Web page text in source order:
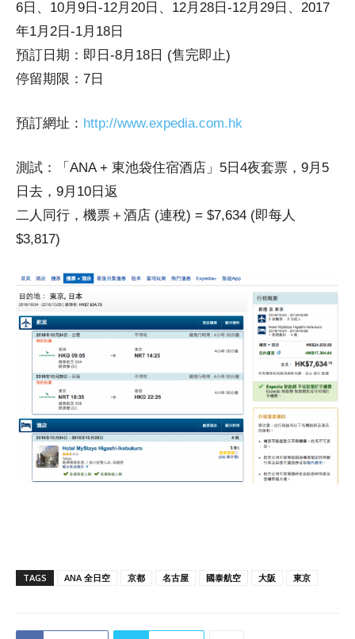
6日、10月9日-12月20日、12月28日-12月29日、2017
年1月2日-1月18日
預訂日期：即日-8月18日 (售完即止)
停留期限：7日
預訂網址： http://www.expedia.com.hk
測試：「ANA + 東池袋住宿酒店」5日4夜套票，9月5
日去，9月10日返
二人同行，機票＋酒店 (連稅) = $7,634 (即每人
$3,817)
TAGS ANA 全日空 京都 名古屋 國泰航空 大阪 東京